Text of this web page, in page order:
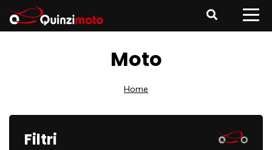
Moto
Home
Filtri